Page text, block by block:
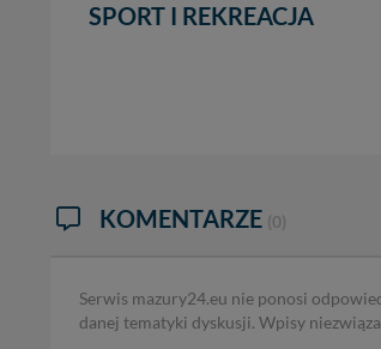
SPORT I REKREACJA
KOMENTARZE (0)
Serwis mazury24.eu nie ponosi
danej tematyki dyskusji. Wpisy